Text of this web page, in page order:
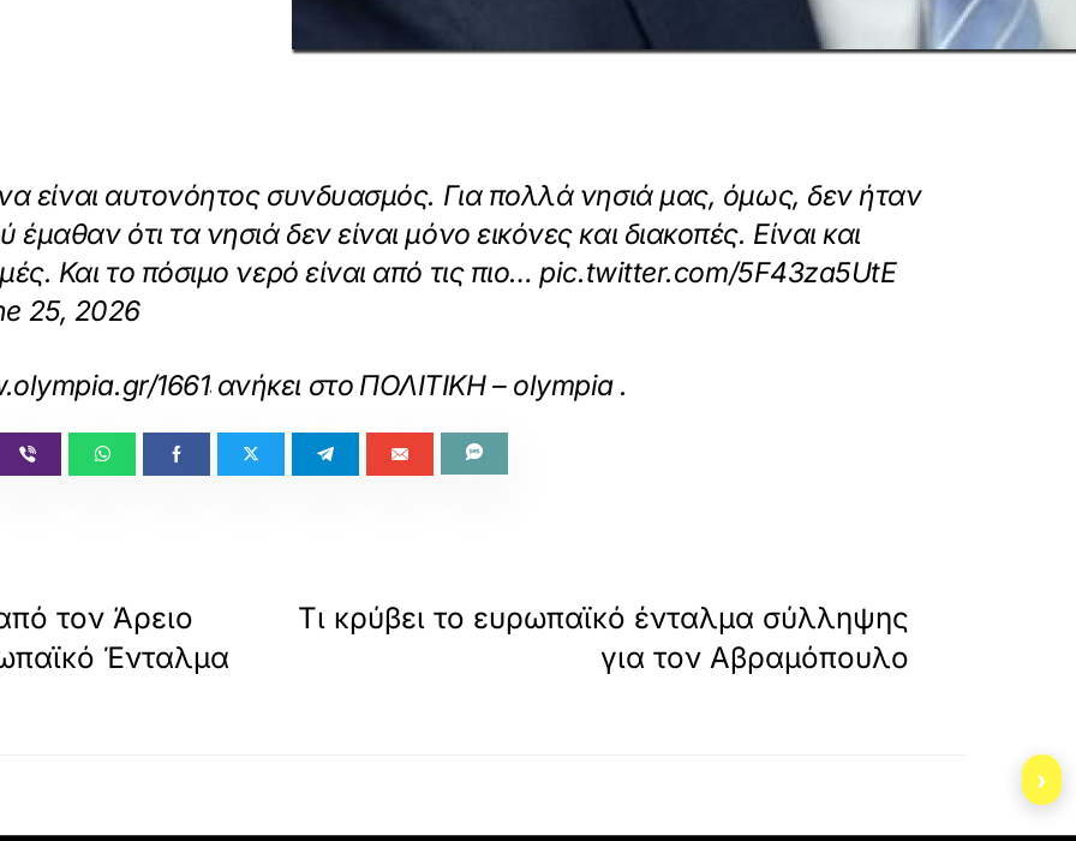
είναι αυτονόητος συνδυασμός. Για πολλά νησιά μας, όμως, δεν ήταν
ότι τα νησιά δεν είναι μόνο εικόνες και διακοπές. Είναι και
Και το πόσιμο νερό είναι από τις πιο… pic.twitter.com/5F43za5UtE
25, 2026
1661909/politiki/vasilis-kikilias-10-erga-antimetopisis-tis-leipsydrias-
ανήκει στο ΠΟΛΙΤΙΚΗ – olympia .
τον Άρειο
Ένταλμα
Τι κρύβει το ευρωπαϊκό ένταλμα σύλληψης
για τον Αβραμόπουλο
›